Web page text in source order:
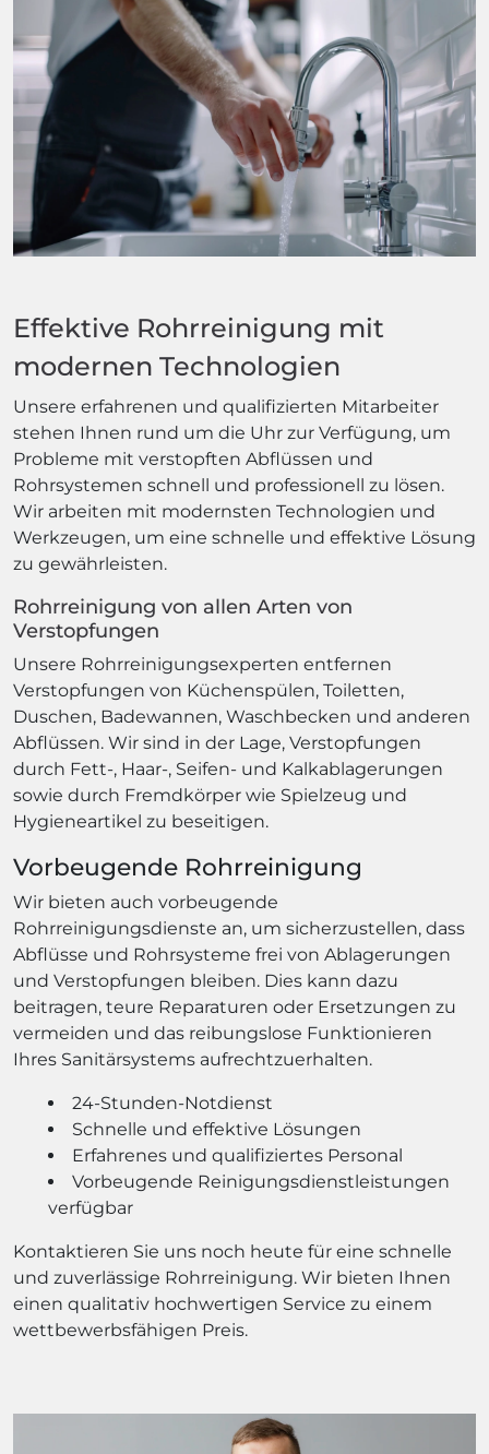
Effektive Rohrreinigung mit
modernen Technologien
Unsere erfahrenen und qualifizierten Mitarbeiter
stehen Ihnen rund um die Uhr zur Verfügung, um
Probleme mit verstopften Abflüssen und
Rohrsystemen schnell und professionell zu lösen.
Wir arbeiten mit modernsten Technologien und
Werkzeugen, um eine schnelle und effektive Lösung
zu gewährleisten.
Rohrreinigung von allen Arten von
Verstopfungen
Unsere Rohrreinigungsexperten entfernen
Verstopfungen von Küchenspülen, Toiletten,
Duschen, Badewannen, Waschbecken und anderen
Abflüssen. Wir sind in der Lage, Verstopfungen
durch Fett-, Haar-, Seifen- und Kalkablagerungen
sowie durch Fremdkörper wie Spielzeug und
Hygieneartikel zu beseitigen.
Vorbeugende Rohrreinigung
Wir bieten auch vorbeugende
Rohrreinigungsdienste an, um sicherzustellen, dass
Abflüsse und Rohrsysteme frei von Ablagerungen
und Verstopfungen bleiben. Dies kann dazu
beitragen, teure Reparaturen oder Ersetzungen zu
vermeiden und das reibungslose Funktionieren
Ihres Sanitärsystems aufrechtzuerhalten.
24-Stunden-Notdienst
Schnelle und effektive Lösungen
Erfahrenes und qualifiziertes Personal
Vorbeugende Reinigungsdienstleistungen
verfügbar
Kontaktieren Sie uns noch heute für eine schnelle
und zuverlässige Rohrreinigung. Wir bieten Ihnen
einen qualitativ hochwertigen Service zu einem
wettbewerbsfähigen Preis.